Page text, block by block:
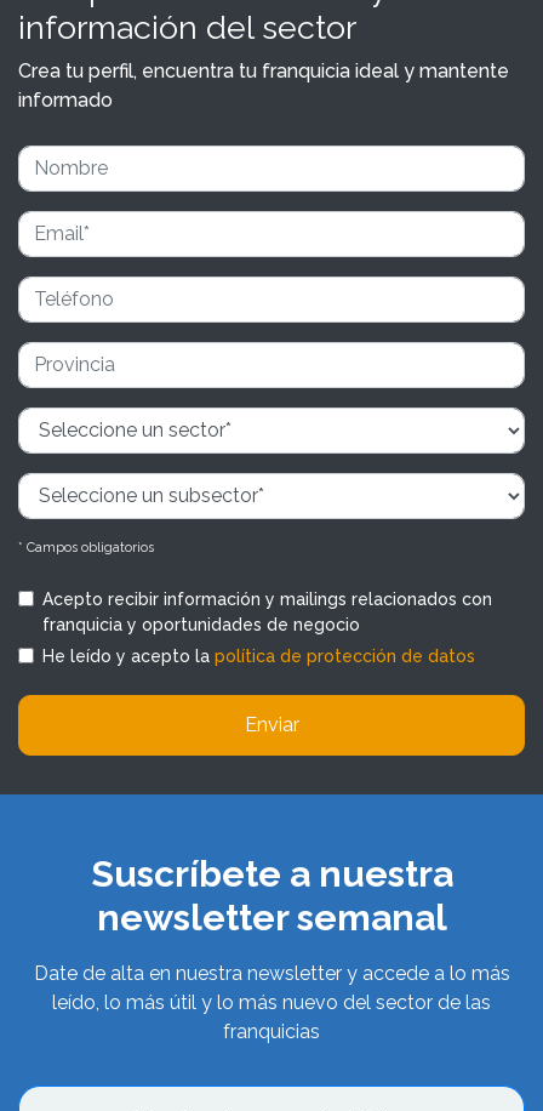
información del sector
Crea tu perfil, encuentra tu franquicia ideal y mantente
informado
* Campos obligatorios
Acepto recibir información y mailings relacionados con
franquicia y oportunidades de negocio
He leído y acepto la política de protección de datos
Enviar
Suscríbete a nuestra
newsletter semanal
Date de alta en nuestra newsletter y accede a lo más
leído, lo más útil y lo más nuevo del sector de las
franquicias